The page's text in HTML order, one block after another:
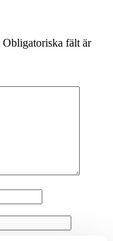
Obligatoriska fält är